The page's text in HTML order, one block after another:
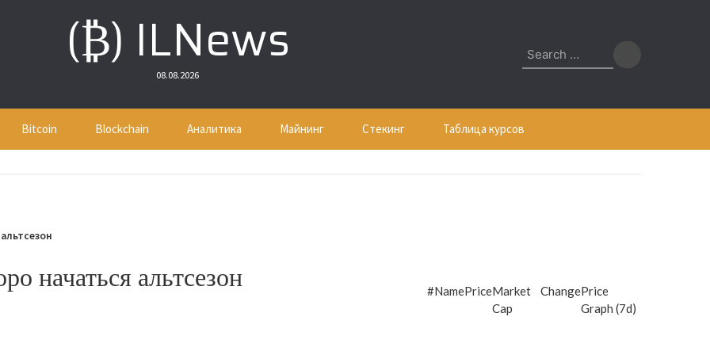
(₿) ILNews
08.08.2026
Search
for:
Bitcoin Blockchain Аналитика Майнинг Стекинг Таблица курсов
начаться альтсезон #NamePriceMarket
Cap
ChangePrice
Graph (7d)